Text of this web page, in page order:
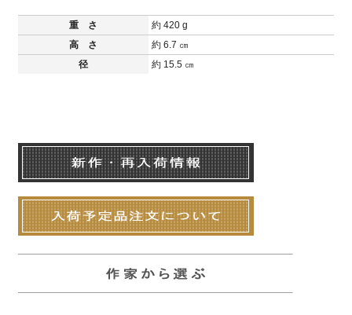
重 さ
約 420 g
高 さ
約 6.7 ㎝
径
約 15.5 ㎝